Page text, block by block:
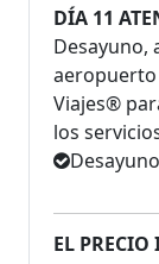
DÍA 11
Desayuno,
Viajes®
los
Desayuno
EL PRECIO